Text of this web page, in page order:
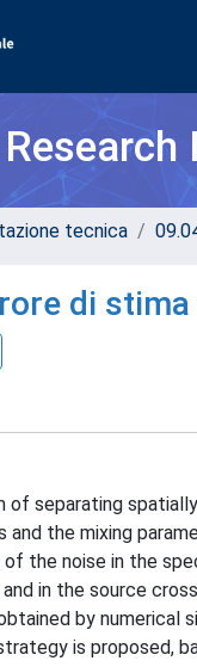
tecnica
di stima
separating
the mixing
the noise in the
in the source
by
is